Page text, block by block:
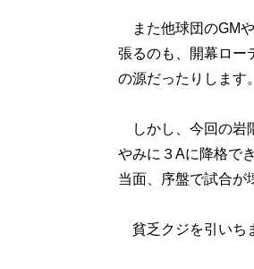
また他球団のGM
張るのも、開幕ロー
の源だったりします。
しかし、今回の岩
やみに３Aに降格で
当面、序盤で試合が
貧乏クジを引いち